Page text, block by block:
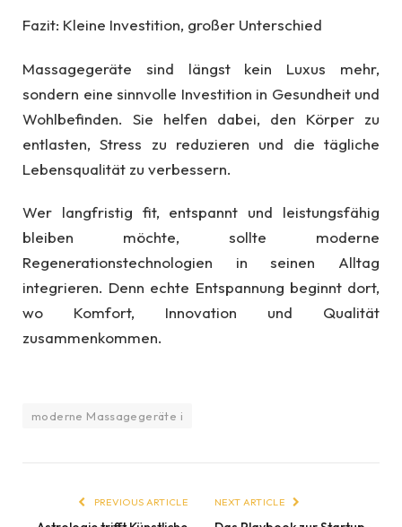
Fazit: Kleine Investition, großer Unterschied
Massagegeräte sind längst kein Luxus mehr,
sondern eine sinnvolle Investition in Gesundheit und
Wohlbefinden. Sie helfen dabei, den Körper zu
entlasten, Stress zu reduzieren und die tägliche
Lebensqualität zu verbessern.
Wer langfristig fit, entspannt und leistungsfähig
bleiben möchte, sollte moderne
Regenerationstechnologien in seinen Alltag
integrieren. Denn echte Entspannung beginnt dort,
wo Komfort, Innovation und Qualität
zusammenkommen.
moderne Massagegeräte i
PREVIOUS ARTICLE NEXT ARTICLE